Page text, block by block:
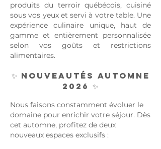
produits du terroir québécois, cuisiné
sous vos yeux et servi à votre table. Une
expérience culinaire unique, haut de
gamme et entièrement personnalisée
selon vos goûts et restrictions
alimentaires.
✨ Nouveautés Automne
2026 ✨
Nous faisons constamment évoluer le
domaine pour enrichir votre séjour. Dès
cet automne, profitez de deux
nouveaux espaces exclusifs :